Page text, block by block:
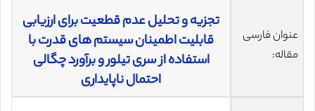
عنوان فارسی
مقاله:
تجزیه و تحلیل عدم قطعیت برای ارزیابی
قابلیت اطمینان سیستم های قدرت با
استفاده از سری تیلور و برآورد چگالی
احتمال ناپایداری